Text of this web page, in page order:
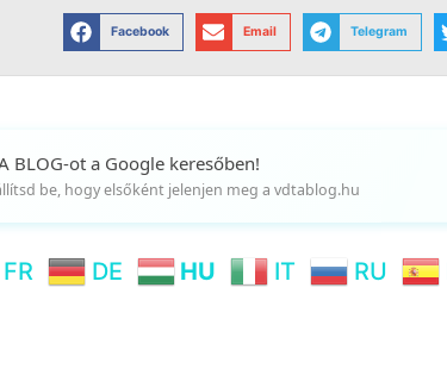
Facebook Email Telegram
BLOG-ot a Google keresőben!
be, hogy elsőként jelenjen meg a vdtablog.hu
FR DE HU IT RU